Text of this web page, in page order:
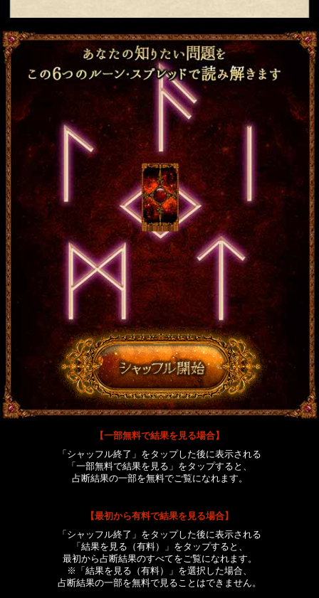
【一部無料で結果を見る場合】
「シャッフル終了」をタップした後に表示される
「一部無料で結果を見る」をタップすると、
占断結果の一部を無料でご覧になれます。
【最初から有料で結果を見る場合】
「シャッフル終了」をタップした後に表示される
「結果を見る（有料）」をタップすると、
最初から占断結果のすべてをご覧になれます。
※「結果を見る（有料）」を選択した場合、
占断結果の一部を無料で見ることはできません。